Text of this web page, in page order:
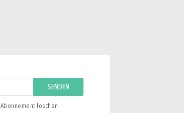
SENDEN
Abonnement löschen